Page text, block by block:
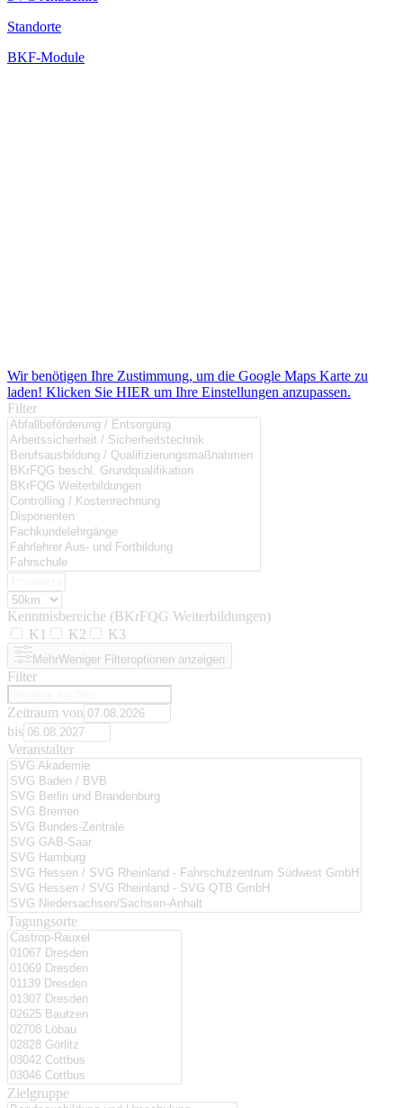
Standorte
BKF-Module
Wir benötigen Ihre Zustimmung, um die Google Maps Karte zu
laden! Klicken Sie HIER um Ihre Einstellungen anzupassen.
Filter
Kenntnisbereiche (BKrFQG Weiterbildungen)
K1
K2 K3
MehrWeniger Filteroptionen anzeigen
Filter
Zeitraum von
bis
Veranstalter
Tagungsorte
Zielgruppe